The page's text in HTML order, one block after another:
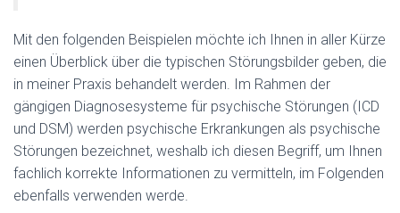
Mit den folgenden Beispielen möchte ich Ihnen in aller Kürze
einen Überblick über die typischen Störungsbilder geben, die
in meiner Praxis behandelt werden. Im Rahmen der
gängigen Diagnosesysteme für psychische Störungen (ICD
und DSM) werden psychische Erkrankungen als psychische
Störungen bezeichnet, weshalb ich diesen Begriff, um Ihnen
fachlich korrekte Informationen zu vermitteln, im Folgenden
ebenfalls verwenden werde.